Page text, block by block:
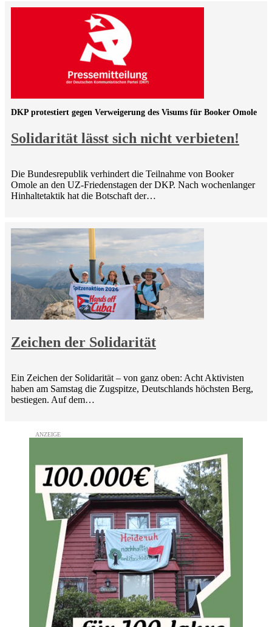
Solidarität lässt sich nicht verbieten!
DKP protestiert gegen Verweigerung des Visums für Booker Omole
Die Bundesrepublik verhindert die Teilnahme von Booker
Omole an den UZ-Friedenstagen der DKP. Nach wochenlanger
Hinhaltetaktik hat die Botschaft der…
Zeichen der Solidarität
Ein Zeichen der Solidarität – von ganz oben: Acht Aktivisten
haben am Samstag die Zugspitze, Deutschlands höchsten Berg,
bestiegen. Auf dem…